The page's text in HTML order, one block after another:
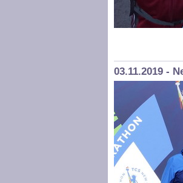
03.11.2019 -